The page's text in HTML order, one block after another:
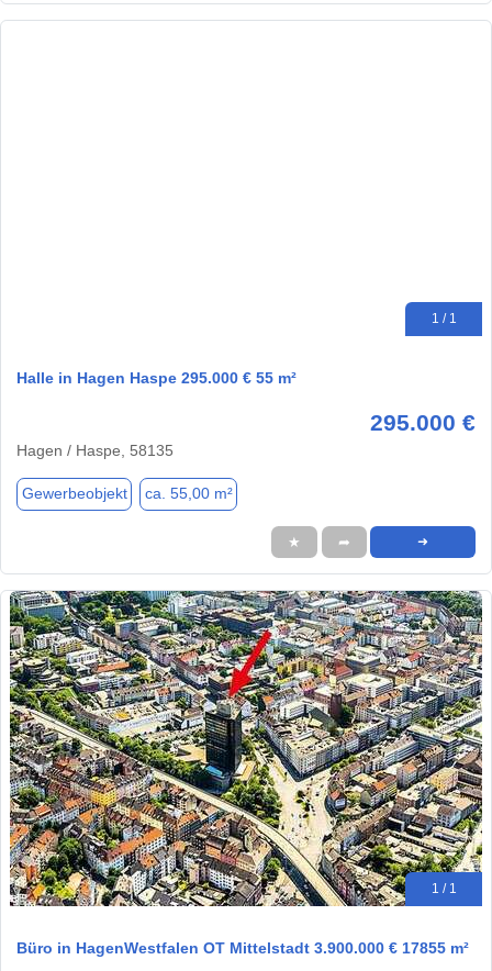
1 / 1
Halle in Hagen Haspe 295.000 € 55 m²
295.000 €
Hagen / Haspe, 58135
Gewerbeobjekt ca. 55,00 m²
★ ➦ ➜
1 / 1
Büro in HagenWestfalen OT Mittelstadt 3.900.000 € 17855 m²